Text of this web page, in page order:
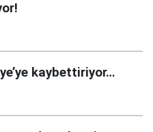
kaybettiriyor…